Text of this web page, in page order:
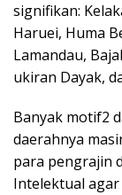
signifikan:
Haruei, Huma
Lamandau,
ukiran Dayak,
Banyak motif2
daerahnya
para pengrajin
Intelektual